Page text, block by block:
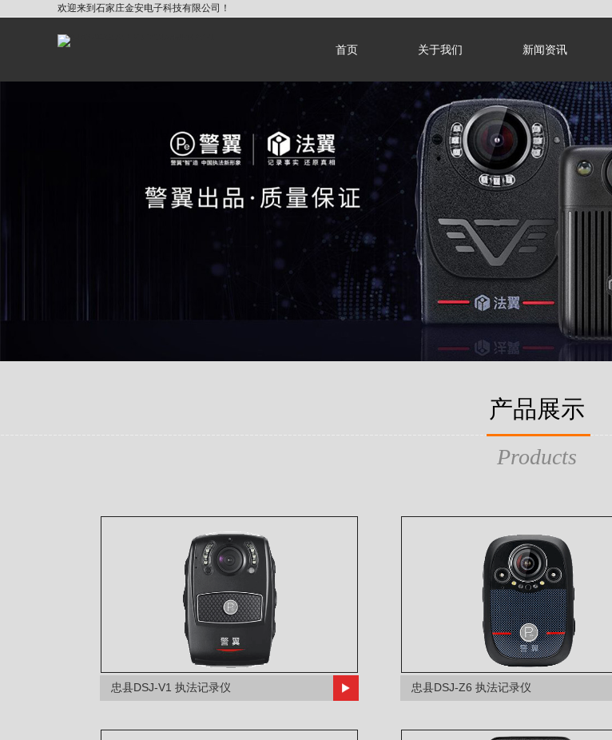
欢迎来到石家庄金安电子科技有限公司！
首页 关于我们 新闻资讯
产品展示
Products
忠县DSJ-V1 执法记录仪 忠县DSJ-Z6 执法记录仪